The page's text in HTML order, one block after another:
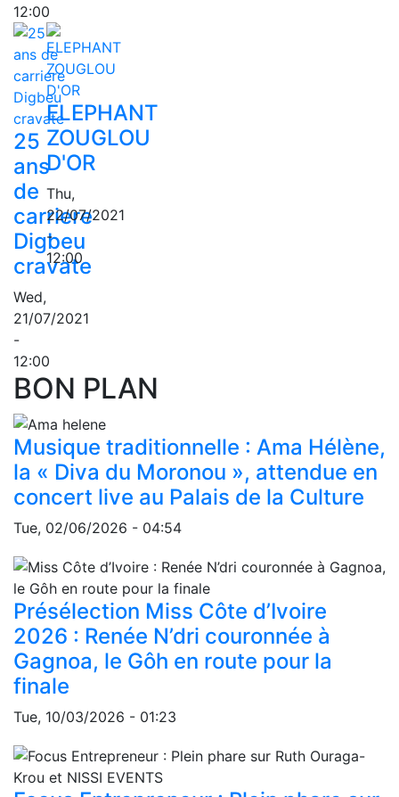
12:00
25
ans
de
carriere
Digbeu
cravate
Wed,
21/07/2021
-
12:00
ELEPHANT
ZOUGLOU
D'OR
Thu,
22/07/2021
-
12:00
BON PLAN
Musique traditionnelle : Ama Hélène,
la « Diva du Moronou », attendue en
concert live au Palais de la Culture
Tue, 02/06/2026 - 04:54
Présélection Miss Côte d’Ivoire
2026 : Renée N’dri couronnée à
Gagnoa, le Gôh en route pour la
finale
Tue, 10/03/2026 - 01:23